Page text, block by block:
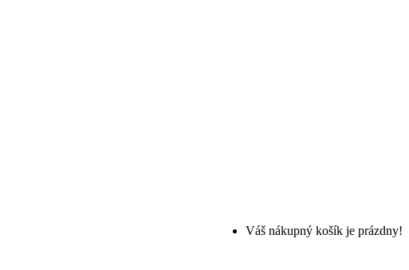
Váš nákupný košík je prázdny!